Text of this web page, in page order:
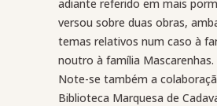
adiante referido em mais
versou sobre duas obras,
temas relativos num caso à
noutro à família Mascarenhas.
Note-se também a
Biblioteca Marquesa de